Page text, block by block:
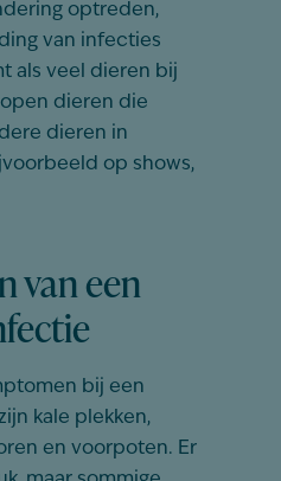
optreden,
van infecties
als veel dieren bij
dieren die
dieren in
op shows,
van een
bij een
kale plekken,
en voorpoten. Er